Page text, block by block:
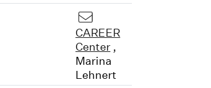
CAREER
Center ,
Marina
Lehnert